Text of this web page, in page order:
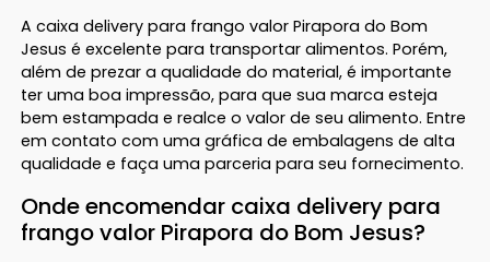
A caixa delivery para frango valor Pirapora do Bom
Jesus é excelente para transportar alimentos. Porém,
além de prezar a qualidade do material, é importante
ter uma boa impressão, para que sua marca esteja
bem estampada e realce o valor de seu alimento. Entre
em contato com uma gráfica de embalagens de alta
qualidade e faça uma parceria para seu fornecimento.
Onde encomendar caixa delivery para
frango valor Pirapora do Bom Jesus?